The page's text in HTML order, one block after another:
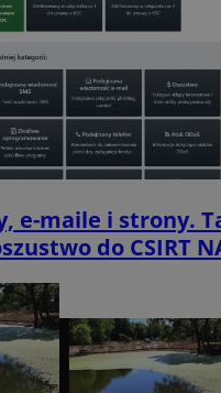
e-maile i strony.
do CSIRT